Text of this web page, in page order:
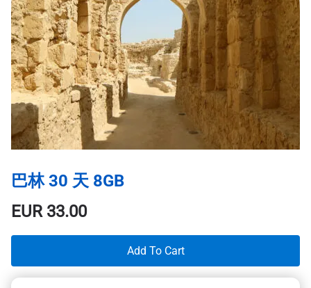
巴林 30 天 8GB
EUR33.00
Add To Cart